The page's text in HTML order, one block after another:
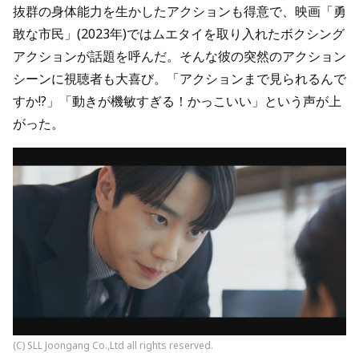
抜群の身体能力を生かしたアクションも得意で、映画「勇
敢な市民」(2023年)ではムエタイを取り入れたボクシング
アクションが話題を呼んだ。そんな彼の突然のアクション
シーンに視聴者も大喜び。「アクションまで見られるんで
すか!?」「動きが機敏すぎる！かっこいい」という声が上
がった。
(C) SLL Joongang Co.,Ltd all rights reserved.